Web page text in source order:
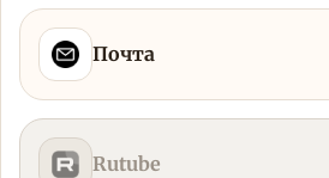
Почта
Rutube